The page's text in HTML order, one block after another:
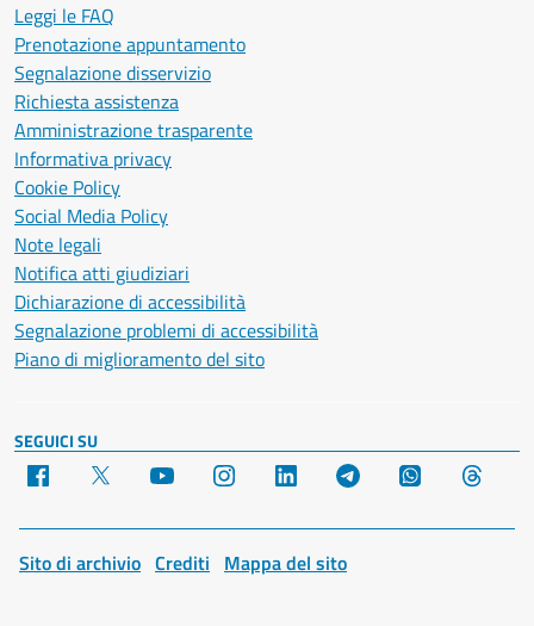
Leggi le FAQ
Prenotazione appuntamento
Segnalazione disservizio
Richiesta assistenza
Amministrazione trasparente
Informativa privacy
Cookie Policy
Social Media Policy
Note legali
Notifica atti giudiziari
Dichiarazione di accessibilità
Segnalazione problemi di accessibilità
Piano di miglioramento del sito
SEGUICI SU
Facebook YouTube Instagram LinkedIn Telegram WhatsApp
Sito di archivio Crediti Mappa del sito